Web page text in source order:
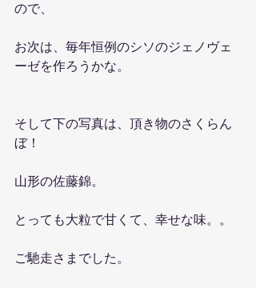
ので、
お次は、毎年恒例のシソのジェノヴェ
ーゼを作ろうかな。
そして下の写真は、頂き物のさくらん
ぼ！
山形の佐藤錦。
とっても大粒で甘くて、幸せな味。。
ご馳走さまでした。